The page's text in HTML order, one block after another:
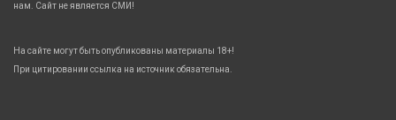
нам. Сайт не является СМИ!
На сайте могут быть опубликованы материалы 18+!
При цитировании ссылка на источник обязательна.